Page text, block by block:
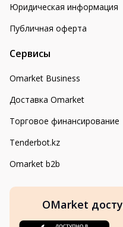
Юридическая информация
Публичная оферта
Сервисы
Omarket Business
Доставка Omarket
Торговое финансирование
Tenderbot.kz
Omarket b2b
OMarket